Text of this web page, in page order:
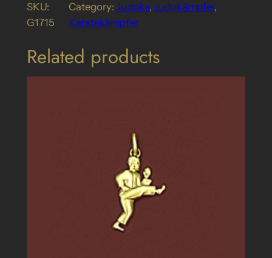
SKU:
G1715
Category: Judoka, Judokämpfer
Karatekämpfer
Related products